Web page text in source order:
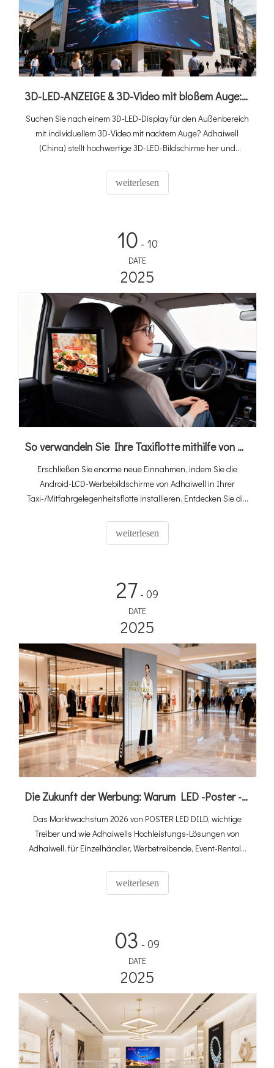
3D-LED-ANZEIGE & 3D-Video mit bloßem Auge: Ultimativer Kaufratgeber + Chinas Top-Lösung
Suchen Sie nach einem 3D-LED-Display für den Außenbereich
mit individuellem 3D-Video mit nacktem Auge? Adhaiwell
(China) stellt hochwertige 3D-LED-Bildschirme her und
erfahren Sie hier Spezifikationen, ROI und Installationstipps.
weiterlesen
10 - 10
DATE
2025
So verwandeln Sie Ihre Taxiflotte mithilfe von Android-LCD-Werbebildschirmen in einen Geldverdiener (2026 Ultimate Guide)
Erschließen Sie enorme neue Einnahmen, indem Sie die
Android-LCD-Werbebildschirme von Adhaiwell in Ihrer
Taxi-/Mitfahrgelegenheitsflotte installieren. Entdecken Sie die
Auto.
weiterlesen
27 - 09
DATE
2025
Die Zukunft der Werbung: Warum LED -Poster -Displays Ihr nächster großer ROI？ sind
Das Marktwachstum 2026 von POSTER LED DILD, wichtige
Treiber und wie Adhaiwells Hochleistungs-Lösungen von
Adhaiwell, für Einzelhändler, Werbetreibende, Event-Rentals
weiterlesen
03 - 09
DATE
2025